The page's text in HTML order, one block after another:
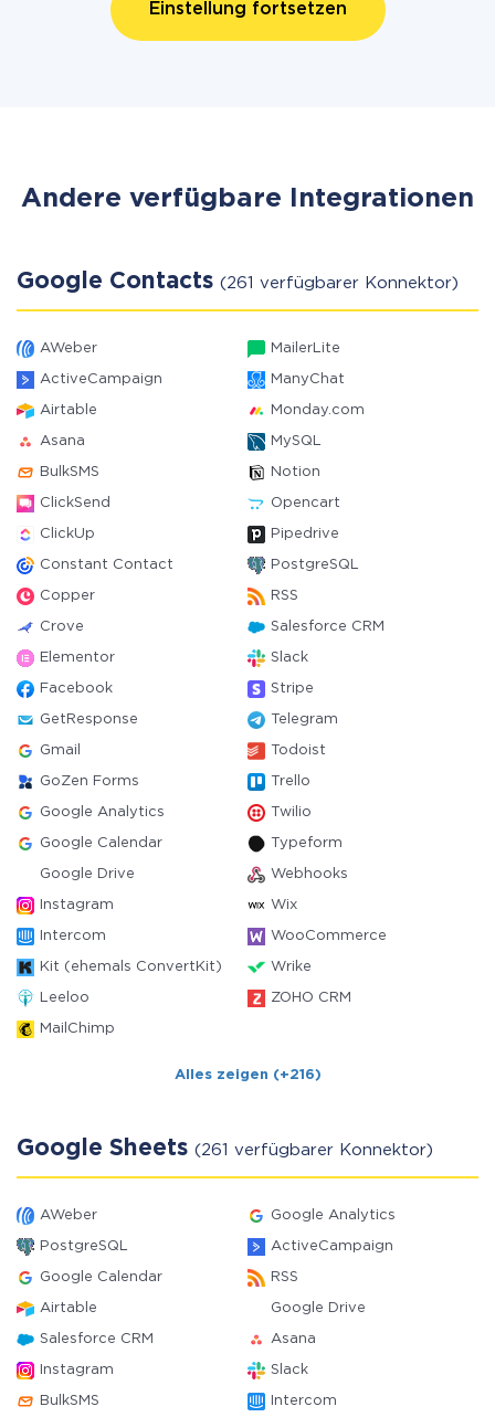
Einstellung fortsetzen
Andere verfügbare Integrationen
Google Contacts (261 verfügbarer Konnektor)
AWeber MailerLite
ActiveCampaign ManyChat
Airtable Monday.com
Asana MySQL
BulkSMS Notion
ClickSend Opencart
ClickUp Pipedrive
Constant Contact PostgreSQL
Copper RSS
Crove Salesforce CRM
Elementor Slack
Facebook Stripe
GetResponse Telegram
Gmail Todoist
GoZen Forms Trello
Google Analytics Twilio
Google Calendar Typeform
Google Drive Webhooks
Instagram Wix
Intercom WooCommerce
Kit (ehemals ConvertKit) Wrike
Leeloo ZOHO CRM
MailChimp
Alles zeigen (+216)
Google Sheets (261 verfügbarer Konnektor)
AWeber Google Analytics
PostgreSQL ActiveCampaign
Google Calendar RSS
Airtable Google Drive
Salesforce CRM Asana
Instagram Slack
BulkSMS Intercom